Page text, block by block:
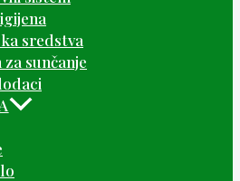
sredstva
sunčanje